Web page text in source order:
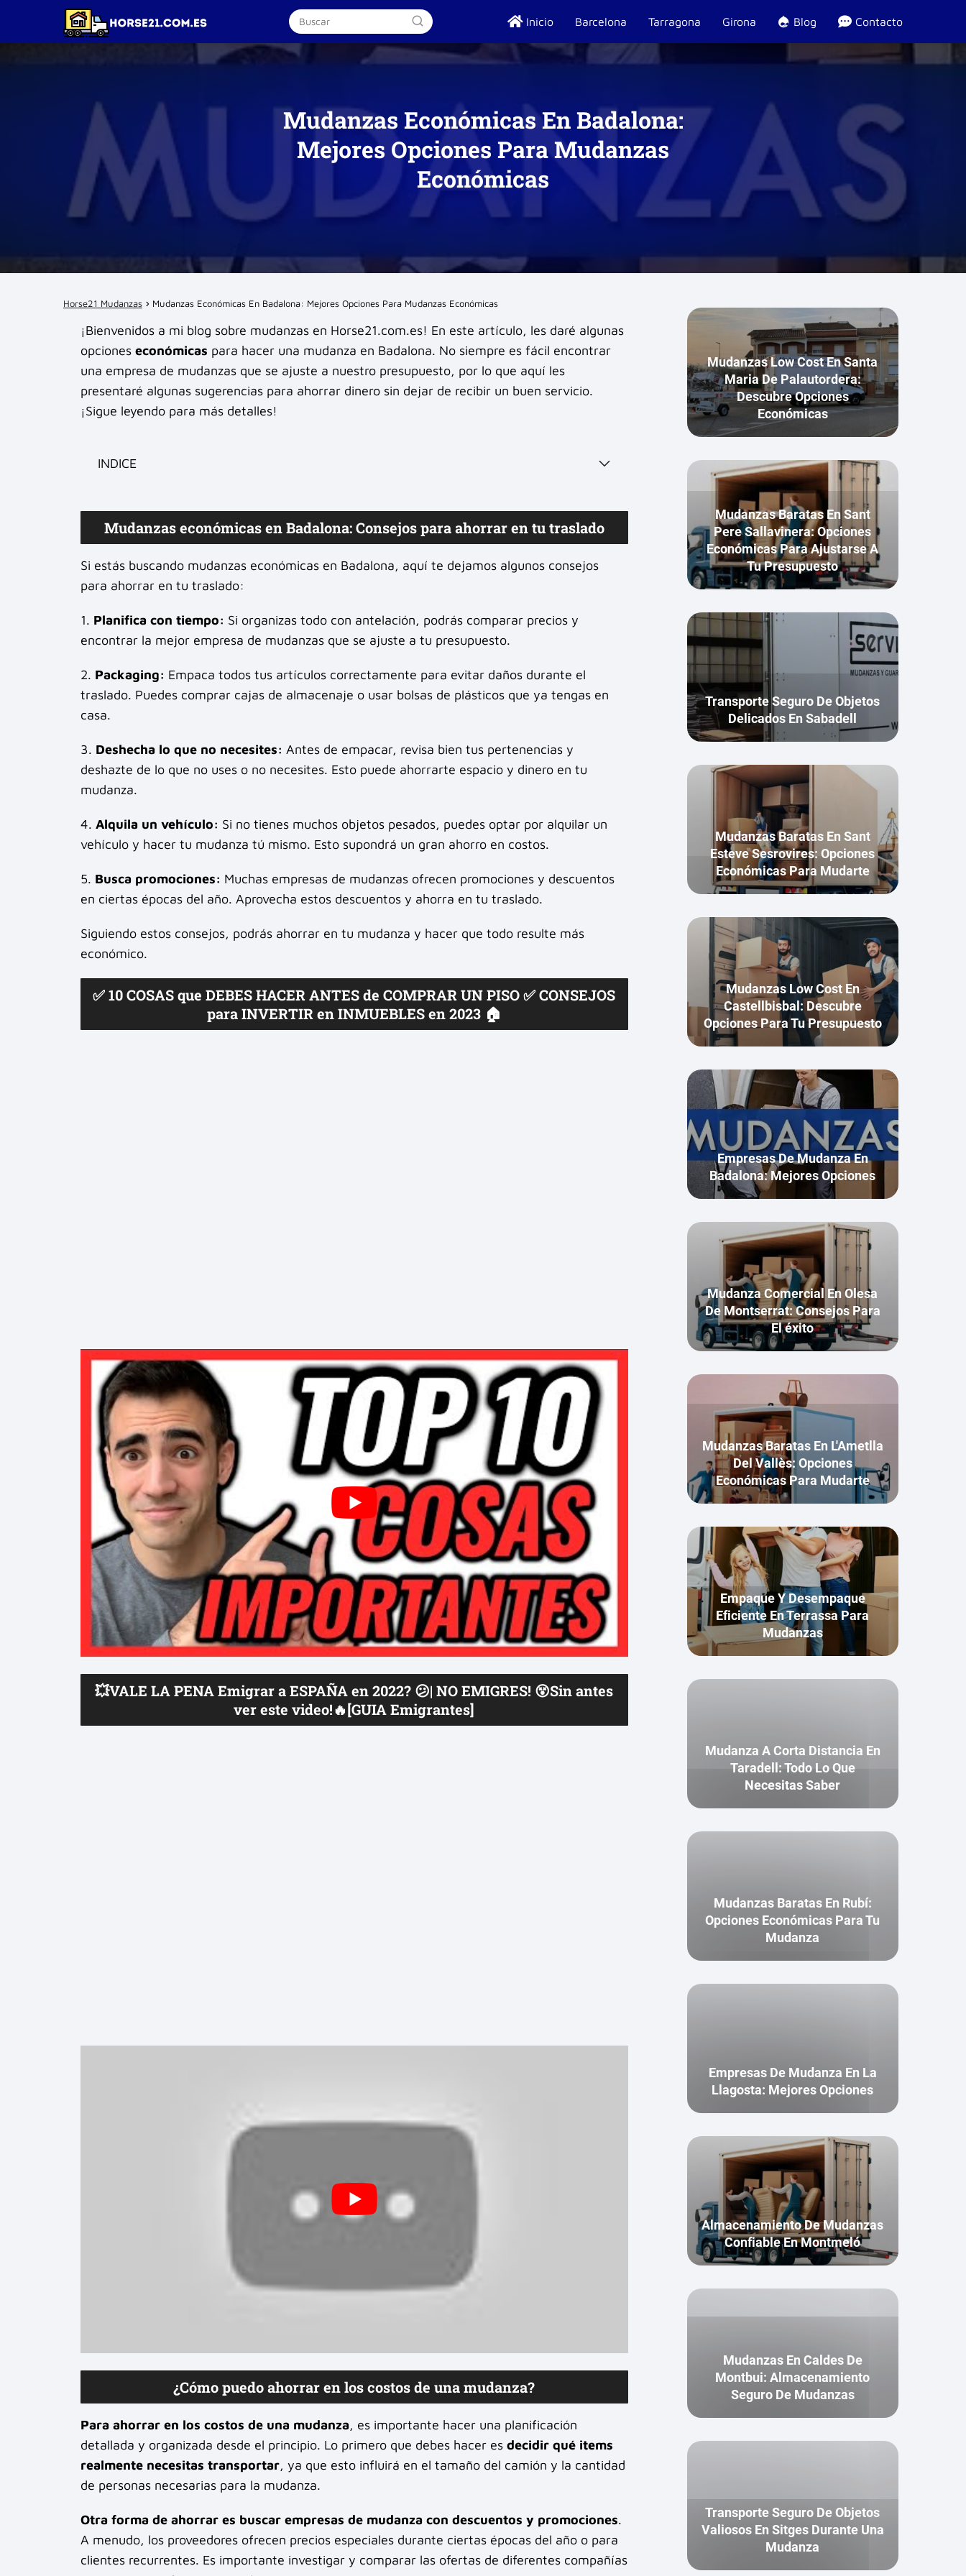
Inicio Barcelona Tarragona Girona Blog Contacto
Mudanzas Económicas En Badalona:
Mejores Opciones Para Mudanzas
Económicas
Horse21 Mudanzas Mudanzas Económicas En Badalona: Mejores Opciones Para Mudanzas Económicas
¡Bienvenidos a mi blog sobre mudanzas en Horse21.com.es! En este artículo, les daré algunas
opciones económicas para hacer una mudanza en Badalona. No siempre es fácil encontrar
una empresa de mudanzas que se ajuste a nuestro presupuesto, por lo que aquí les
presentaré algunas sugerencias para ahorrar dinero sin dejar de recibir un buen servicio.
¡Sigue leyendo para más detalles!
INDICE
Mudanzas económicas en Badalona: Consejos para ahorrar en tu traslado
Si estás buscando mudanzas económicas en Badalona, aquí te dejamos algunos consejos
para ahorrar en tu traslado:
1. Planifica con tiempo: Si organizas todo con antelación, podrás comparar precios y
encontrar la mejor empresa de mudanzas que se ajuste a tu presupuesto.
2. Packaging: Empaca todos tus artículos correctamente para evitar daños durante el
traslado. Puedes comprar cajas de almacenaje o usar bolsas de plásticos que ya tengas en
casa.
3. Deshecha lo que no necesites: Antes de empacar, revisa bien tus pertenencias y
deshazte de lo que no uses o no necesites. Esto puede ahorrarte espacio y dinero en tu
mudanza.
4. Alquila un vehículo: Si no tienes muchos objetos pesados, puedes optar por alquilar un
vehículo y hacer tu mudanza tú mismo. Esto supondrá un gran ahorro en costos.
5. Busca promociones: Muchas empresas de mudanzas ofrecen promociones y descuentos
en ciertas épocas del año. Aprovecha estos descuentos y ahorra en tu traslado.
Siguiendo estos consejos, podrás ahorrar en tu mudanza y hacer que todo resulte más
económico.
✅ 10 COSAS que DEBES HACER ANTES de COMPRAR UN PISO ✅ CONSEJOS
para INVERTIR en INMUEBLES en 2023 🏠
💥VALE LA PENA Emigrar a ESPAÑA en 2022? 😕| NO EMIGRES! 😵Sin antes
ver este video!🔥[GUIA Emigrantes]
¿Cómo puedo ahorrar en los costos de una mudanza?
Para ahorrar en los costos de una mudanza, es importante hacer una planificación
detallada y organizada desde el principio. Lo primero que debes hacer es decidir qué items
realmente necesitas transportar, ya que esto influirá en el tamaño del camión y la cantidad
de personas necesarias para la mudanza.
Otra forma de ahorrar es buscar empresas de mudanza con descuentos y promociones.
A menudo, los proveedores ofrecen precios especiales durante ciertas épocas del año o para
clientes recurrentes. Es importante investigar y comparar las ofertas de diferentes compañías
Mudanzas Low Cost En Santa
Maria De Palautordera:
Descubre Opciones
Económicas
Mudanzas Baratas En Sant
Pere Sallavinera: Opciones
Económicas Para Ajustarse A
Tu Presupuesto
Transporte Seguro De Objetos
Delicados En Sabadell
Mudanzas Baratas En Sant
Esteve Sesrovires: Opciones
Económicas Para Mudarte
Mudanzas Low Cost En
Castellbisbal: Descubre
Opciones Para Tu Presupuesto
Empresas De Mudanza En
Badalona: Mejores Opciones
Mudanza Comercial En Olesa
De Montserrat: Consejos Para
El éxito
Mudanzas Baratas En L'Ametlla
Del Vallès: Opciones
Económicas Para Mudarte
Empaque Y Desempaque
Eficiente En Terrassa Para
Mudanzas
Mudanza A Corta Distancia En
Taradell: Todo Lo Que
Necesitas Saber
Mudanzas Baratas En Rubí:
Opciones Económicas Para Tu
Mudanza
Empresas De Mudanza En La
Llagosta: Mejores Opciones
Almacenamiento De Mudanzas
Confiable En Montmeló
Mudanzas En Caldes De
Montbui: Almacenamiento
Seguro De Mudanzas
Transporte Seguro De Objetos
Valiosos En Sitges Durante Una
Mudanza